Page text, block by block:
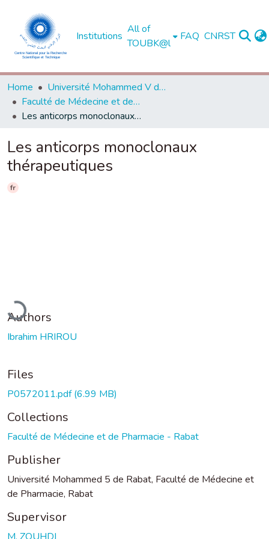
Institutions
All of
TOUBK@l
FAQ CNRST
Home
Université Mohammed V de Rabat
Faculté de Médecine et de Pharmacie - Rabat
Les anticorps monoclonaux thérapeutiques
Les anticorps monoclonaux
thérapeutiques
fr
Authors
Ibrahim HRIROU
Files
P0572011.pdf(6.99 MB)
Collections
Faculté de Médecine et de Pharmacie - Rabat
Publisher
Université Mohammed 5 de Rabat, Faculté de Médecine et
de Pharmacie, Rabat
Supervisor